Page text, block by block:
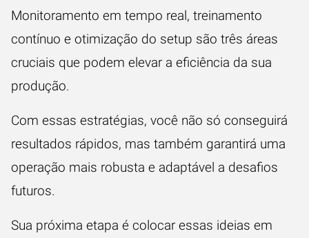
Monitoramento em tempo real, treinamento
contínuo e otimização do setup são três áreas
cruciais que podem elevar a eficiência da sua
produção.
Com essas estratégias, você não só conseguirá
resultados rápidos, mas também garantirá uma
operação mais robusta e adaptável a desafios
futuros.
Sua próxima etapa é colocar essas ideias em